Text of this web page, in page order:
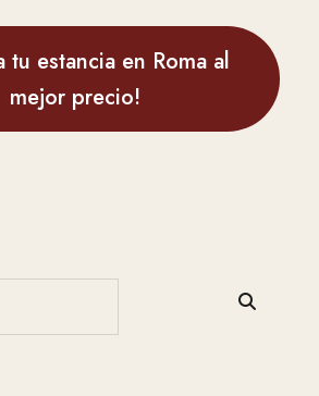
tu estancia en Roma al
mejor precio!